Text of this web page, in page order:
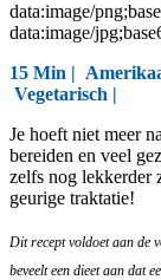
data:image/
data:image/
15 Min |
Vegetarisch |
Je hoeft niet meer
bereiden en veel
zelfs nog lekkerder
geurige traktatie!
Dit recept voldoet aan de
beveelt een dieet aan dat